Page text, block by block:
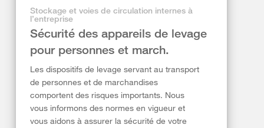
Stockage et voies de circulation internes à
l’entreprise
Sécurité des appareils de levage
pour personnes et march.
Les dispositifs de levage servant au transport
de personnes et de marchandises
comportent des risques importants. Nous
vous informons des normes en vigueur et
vous aidons à assurer la sécurité de votre